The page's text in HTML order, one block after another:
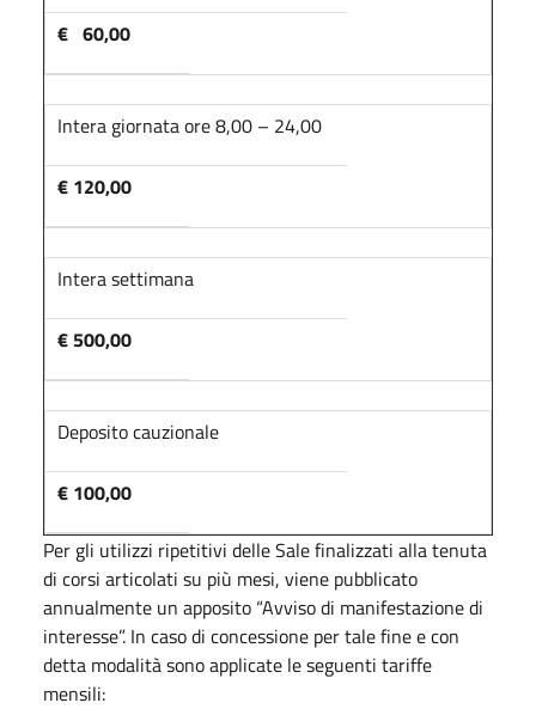
€ 60,00
Intera giornata ore 8,00 – 24,00
€ 120,00
Intera settimana
€ 500,00
Deposito cauzionale
€ 100,00
Per gli utilizzi ripetitivi delle Sale finalizzati alla tenuta
di corsi articolati su più mesi, viene pubblicato
annualmente un apposito “Avviso di manifestazione di
interesse”. In caso di concessione per tale fine e con
detta modalità sono applicate le seguenti tariffe
mensili: